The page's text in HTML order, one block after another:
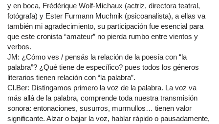
y en boca, Frédérique Wolf-Michaux (actriz, directora teatral,
fotógrafa) y Ester Furmann Muchnik (psicoanalista), a ellas va
también mi agradecimiento, su participación fue esencial para
que este cronista “amateur” no pierda rumbo entre vientos y
verbos.
JM: ¿Cómo ves / pensás la relación de la poesía con “la
palabra”? ¿Qué tiene de específico? pues todos los géneros
literarios tienen relación con “la palabra”.
Cl.Ber: Distingamos primero la voz de la palabra. La voz va
más allá de la palabra, comprende toda nuestra transmisión
sonora: entonaciones, susurros, murmullos… tienen valor
significante. Alzar o bajar la voz, hablar rápido o pausadamente,